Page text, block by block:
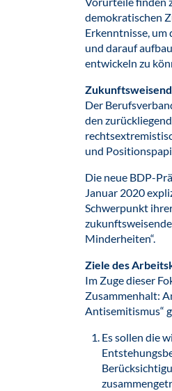
demokratischen
Erkenntnisse, um
und darauf
entwickeln zu
Der
den
und
Die neue BDP-
Januar 2020
Schwerpunkt
Minderheiten“.
Ziele des
Im Zuge dieser
Zusammenhalt:
Antisemitismus“
Es sollen die